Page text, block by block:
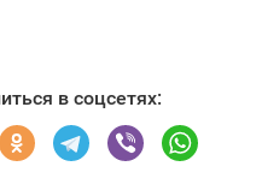
в соцсетях: